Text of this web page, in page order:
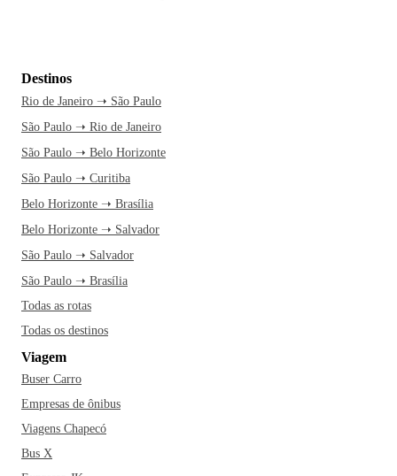
Destinos
Rio de Janeiro ➝ São Paulo
São Paulo ➝ Rio de Janeiro
São Paulo ➝ Belo Horizonte
São Paulo ➝ Curitiba
Belo Horizonte ➝ Brasília
Belo Horizonte ➝ Salvador
São Paulo ➝ Salvador
São Paulo ➝ Brasília
Todas as rotas
Todas os destinos
Viagem
Buser Carro
Empresas de ônibus
Viagens Chapecó
Bus X